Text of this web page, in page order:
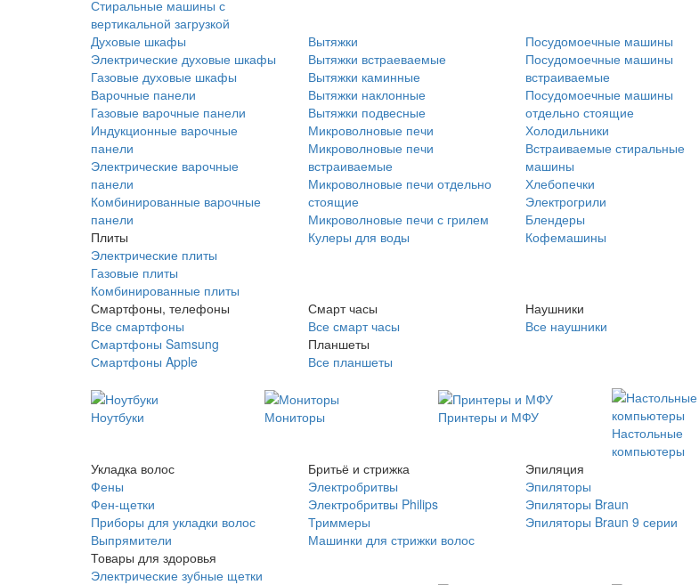
Стиральные машины с
вертикальной загрузкой
Духовые шкафы
Электрические духовые шкафы
Газовые духовые шкафы
Варочные панели
Газовые варочные панели
Индукционные варочные
панели
Электрические варочные
панели
Комбинированные варочные
панели
Плиты
Электрические плиты
Газовые плиты
Комбинированные плиты
Вытяжки
Вытяжки встраеваемые
Вытяжки каминные
Вытяжки наклонные
Вытяжки подвесные
Микроволновые печи
Микроволновые печи
встраиваемые
Микроволновые печи отдельно
стоящие
Микроволновые печи с грилем
Кулеры для воды
Посудомоечные машины
Посудомоечные машины
встраиваемые
Посудомоечные машины
отдельно стоящие
Холодильники
Встраиваемые стиральные
машины
Хлебопечки
Электрогрили
Блендеры
Кофемашины
Смартфоны, телефоны
Все смартфоны
Смартфоны Samsung
Смартфоны Apple
Смарт часы
Все смарт часы
Планшеты
Все планшеты
Наушники
Все наушники
Ноутбуки Мониторы
Принтеры и МФУ
Настольные
компьютеры
Укладка волос
Фены
Фен-щетки
Приборы для укладки волос
Выпрямители
Товары для здоровья
Электрические зубные щетки
Бритьё и стрижка
Электробритвы
Электробритвы Philips
Триммеры
Машинки для стрижки волос
Эпиляция
Эпиляторы
Эпиляторы Braun
Эпиляторы Braun 9 серии